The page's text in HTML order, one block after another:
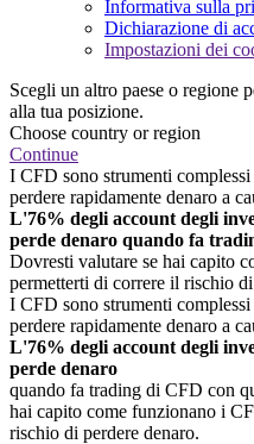
Informativa sulla
Dichiarazione di
Impostazioni dei
Scegli un altro paese o regione
alla tua posizione.
Choose country or region
Continue
I CFD sono strumenti
perdere rapidamente denaro a
L'76% degli account degli
perde denaro quando fa
Dovresti valutare se hai capito
permetterti di correre il rischio
I CFD sono strumenti
perdere rapidamente denaro a
L'76% degli account degli
perde denaro
quando fa trading di CFD con
hai capito come funzionano i
rischio di perdere denaro.